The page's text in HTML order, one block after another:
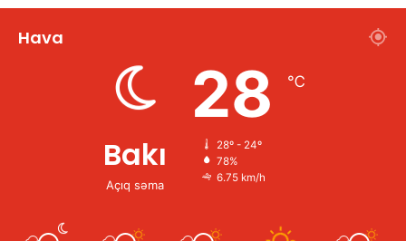
Hava
Bakı
Açıq səma
28 ℃
28º - 24º
78%
6.75 km/h